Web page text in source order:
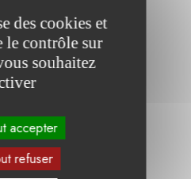
fr/
des cookies et
le contrôle sur
souhaitez
accepter
refuser